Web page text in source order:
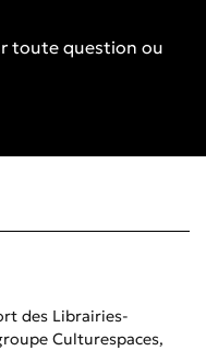
toute question ou
des Librairies-
Culturespaces,